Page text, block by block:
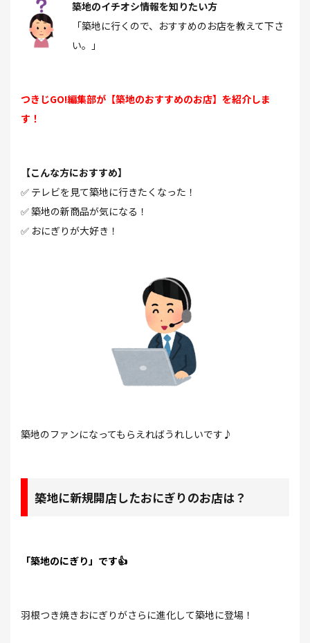
築地のイチオシ情報を知りたい方
「築地に行くので、おすすめのお店を教えて下さ
い。」
つきじGO!編集部が【築地のおすすめのお店】を紹介しま
す！
【こんな方におすすめ】
✅ テレビを見て築地に行きたくなった！
✅ 築地の新商品が気になる！
✅ おにぎりが大好き！
築地のファンになってもらえればうれしいです♪
築地に新規開店したおにぎりのお店は？
「築地のにぎり」です👍
羽根つき焼きおにぎりがさらに進化して築地に登場！